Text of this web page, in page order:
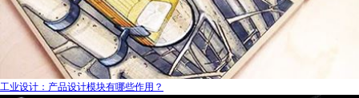
工业设计：产品设计模块有哪些作用？